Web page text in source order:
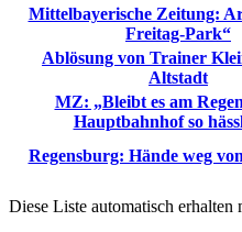
Mittelbayerische Zeitung:
Freitag-Park“
Ablösung von Trainer
Altstadt
MZ: „Bleibt es am
Hauptbahnhof so
Regensburg: Hände weg
Diese Liste automatisch erhalten